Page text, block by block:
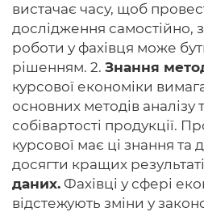
вистачає часу, щоб
дослідження самостійно,
роботи у фахівця може
рішенням. 2. Знання
курсової економіки
основних методів аналізу
собівартості продукції.
курсової має ці знання та
досягти кращих
даних. Фахівці у сфері
відстежують зміни у